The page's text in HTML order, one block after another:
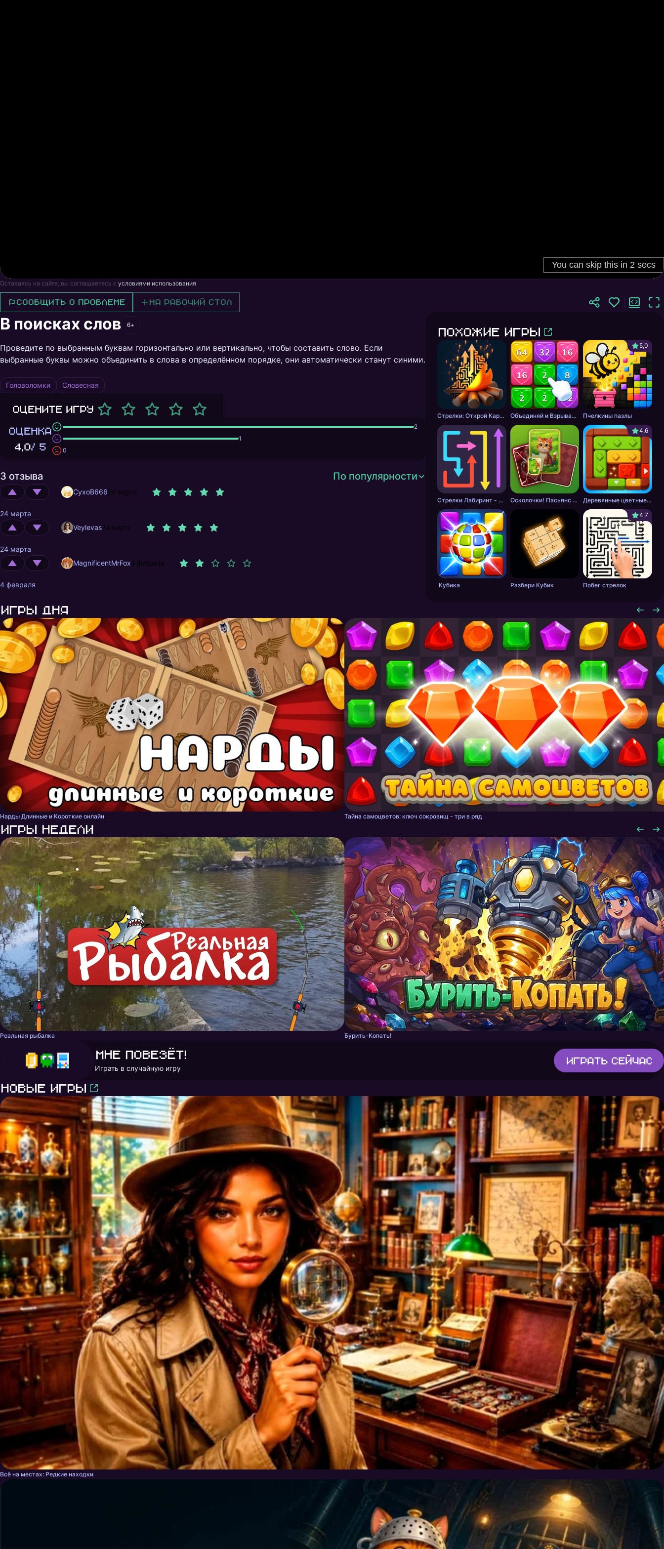
Оставаясь на сайте, вы соглашаетесь с условиями использования
Сообщить о проблеме На рабочий стол
В поисках слов 6+
Проведите по выбранным буквам горизонтально или вертикально, чтобы составить слово. Если
выбранные буквы можно объединить в слова в определённом порядке, они автоматически станут синими.
Головоломки Словесная
Оцените игру
ОЦЕНКА
4,0/ 5
2
1
0
3 отзыва По популярности
CyxoB66624 марта
24 марта
Veylevas24 марта
24 марта
MagnificentMrFox4 февраля
4 февраля
Похожие игры
Стрелки: Открой Картинку Объединяй и Взрывай + 2048
5,0
Пчелкины пазлы
Стрелки Лабиринт - Цветной путь Осколочки! Пасьянс Собери картинки
4,6
Деревянные цветные блоки
Кубика Разбери Кубик
4,7
Побег стрелок
Игры дня
Нарды Длинные и Короткие онлайн Тайна самоцветов: ключ сокровищ - три в ряд
Игры недели
Реальная рыбалка Бурить-Копать!
Мне повезёт!
Играть в случайную игру
Играть сейчас
Новые игры
Всё на местах: Редкие находки